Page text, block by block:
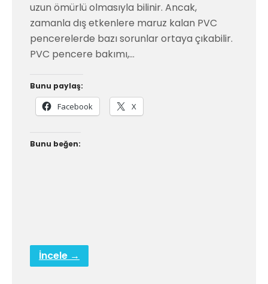
uzun ömürlü olmasıyla bilinir. Ancak,
zamanla dış etkenlere maruz kalan PVC
pencerelerde bazı sorunlar ortaya çıkabilir.
PVC pencere bakımı,…
Bunu paylaş:
Facebook X
Bunu beğen:
İncele →